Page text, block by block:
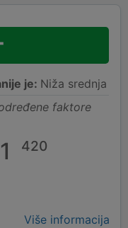
je: Niža srednja
faktore
420
Više informacija